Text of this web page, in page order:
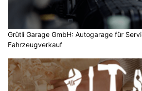
Grütli Garage GmbH: Autogarage für
Fahrzeugverkauf